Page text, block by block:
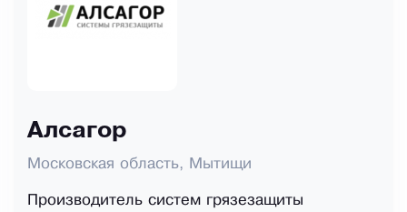
Алсагор
Московская область, Мытищи
Производитель систем грязезащиты